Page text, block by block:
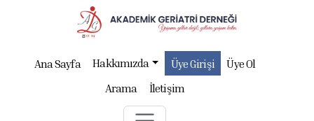
Ana Sayfa Hakkımızda Üye Girişi
Üye Ol
Arama
İletişim